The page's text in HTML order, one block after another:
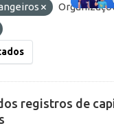
registros de